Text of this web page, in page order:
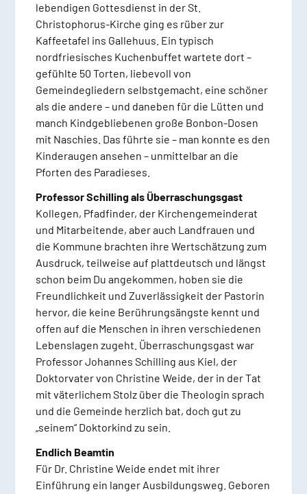
lebendigen Gottesdienst in der St.
Christophorus-Kirche ging es rüber zur
Kaffeetafel ins Gallehuus. Ein typisch
nordfriesisches Kuchenbuffet wartete dort –
gefühlte 50 Torten, liebevoll von
Gemeindegliedern selbstgemacht, eine schöner
als die andere – und daneben für die Lütten und
manch Kindgebliebenen große Bonbon-Dosen
mit Naschies. Das führte sie – man konnte es den
Kinderaugen ansehen – unmittelbar an die
Pforten des Paradieses.
Professor Schilling als Überraschungsgast
Kollegen, Pfadfinder, der Kirchengemeinderat
und Mitarbeitende, aber auch Landfrauen und
die Kommune brachten ihre Wertschätzung zum
Ausdruck, teilweise auf plattdeutsch und längst
schon beim Du angekommen, hoben sie die
Freundlichkeit und Zuverlässigkeit der Pastorin
hervor, die keine Berührungsängste kennt und
offen auf die Menschen in ihren verschiedenen
Lebenslagen zugeht. Überraschungsgast war
Professor Johannes Schilling aus Kiel, der
Doktorvater von Christine Weide, der in der Tat
mit väterlichem Stolz über die Theologin sprach
und die Gemeinde herzlich bat, doch gut zu
„seinem“ Doktorkind zu sein.
Endlich Beamtin
Für Dr. Christine Weide endet mit ihrer
Einführung ein langer Ausbildungsweg. Geboren